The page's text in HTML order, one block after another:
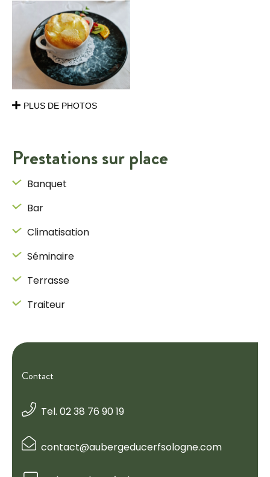
PLUS DE PHOTOS
Prestations sur place
Banquet
Bar
Climatisation
Séminaire
Terrasse
Traiteur
Contact
Tel. 02 38 76 90 19
contact@aubergeducerfsologne.com